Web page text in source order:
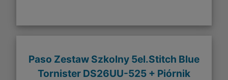
Paso Zestaw Szkolny 5el.Stitch Blue
Tornister DS26UU-525 + Piórnik